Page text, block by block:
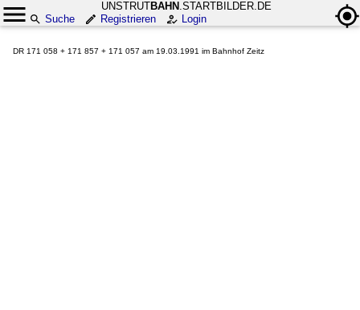
UNSTRUTBAHN .STARTBILDER.DE
Suche
Registrieren Login
DR 171 058 + 171 857 + 171 057 am 19.03.1991 im Bahnhof Zeitz